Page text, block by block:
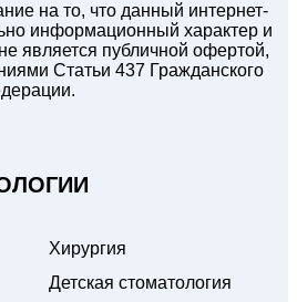
на то, что данный интернет-
информационный характер и
является публичной офертой,
Статьи 437 Гражданского
Хирургия
Детская стоматология